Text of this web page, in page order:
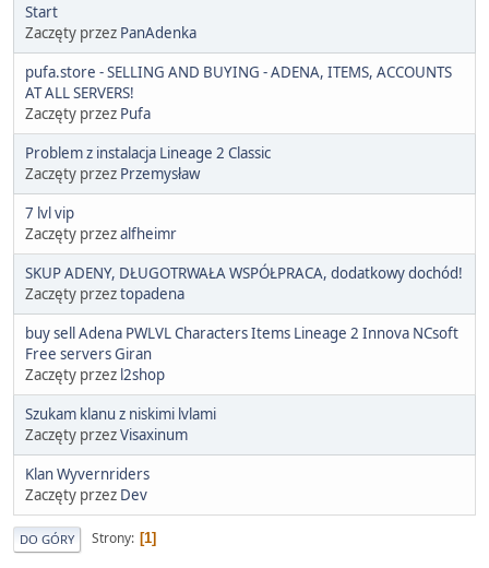
Start
Zaczęty przez PanAdenka
pufa.store - SELLING AND BUYING - ADENA, ITEMS, ACCOUNTS
AT ALL SERVERS!
Zaczęty przez Pufa
Problem z instalacja Lineage 2 Classic
Zaczęty przez Przemysław
7 lvl vip
Zaczęty przezalfheimr
SKUP ADENY, DŁUGOTRWAŁA WSPÓŁPRACA, dodatkowy dochód!
Zaczęty przeztopadena
buy sell Adena PWLVL Characters Items Lineage 2 Innova NCsoft
Free servers Giran
Zaczęty przez l2shop
Szukam klanu z niskimi lvlami
Zaczęty przezVisaxinum
Klan Wyvernriders
Zaczęty przez Dev
DO GÓRY Strony 1